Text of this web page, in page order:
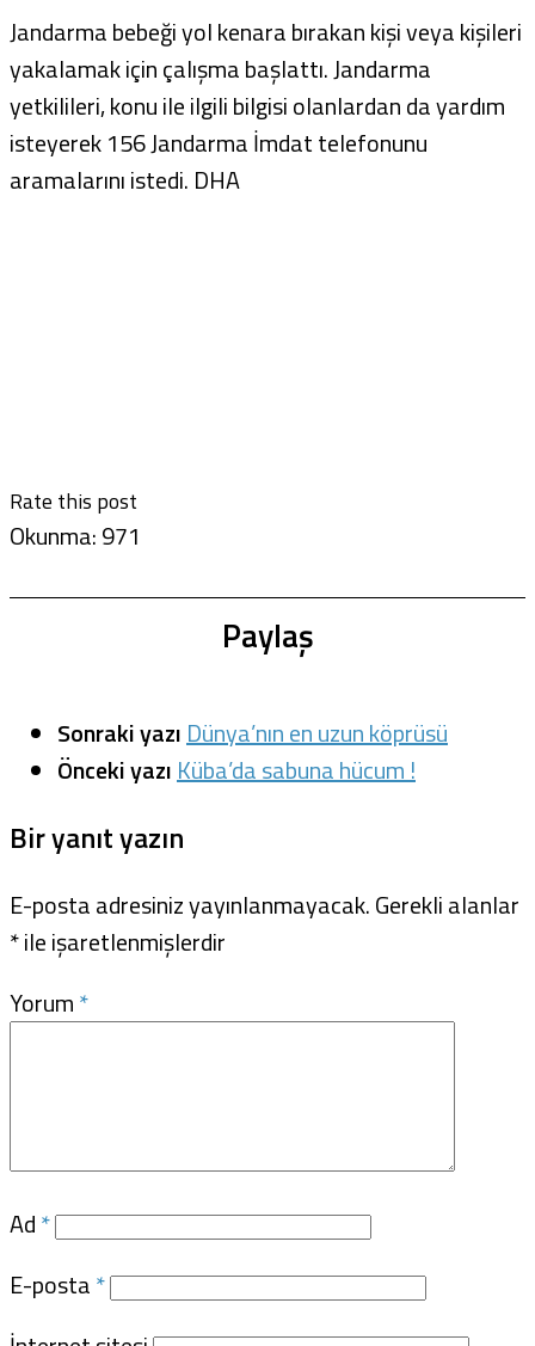
Jandarma bebeği yol kenara bırakan kişi veya kişileri
yakalamak için çalışma başlattı. Jandarma
yetkilileri, konu ile ilgili bilgisi olanlardan da yardım
isteyerek 156 Jandarma İmdat telefonunu
aramalarını istedi. DHA
Rate this post
Okunma:971
Paylaş
Sonraki yazı Dünya’nın en uzun köprüsü
Önceki yazı Küba’da sabuna hücum !
Bir yanıt yazın
E-posta adresiniz yayınlanmayacak.Gerekli alanlar
*ile işaretlenmişlerdir
Yorum*
Ad*
E-posta*